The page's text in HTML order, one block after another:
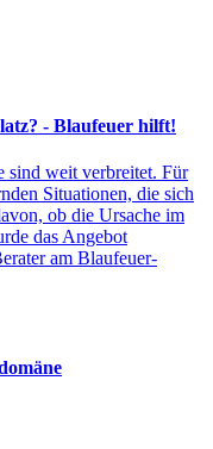
- Blaufeuer hilft!
sind weit verbreitet. Für
Situationen, die sich
ob die Ursache im
das Angebot
am Blaufeuer-